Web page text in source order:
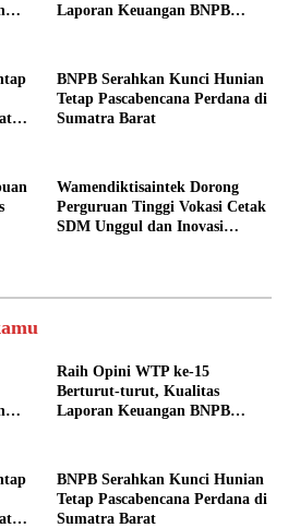
Laporan Keuangan BNPB
BNPB Serahkan Kunci Hunian
Tetap Pascabencana Perdana di
Sumatra Barat
Wamendiktisaintek Dorong
Perguruan Tinggi Vokasi Cetak
SDM Unggul dan Inovasi
Raih Opini WTP ke-15
Berturut-turut, Kualitas
Laporan Keuangan BNPB
BNPB Serahkan Kunci Hunian
Tetap Pascabencana Perdana di
Sumatra Barat